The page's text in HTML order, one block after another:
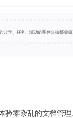
零杂乱的文档管理